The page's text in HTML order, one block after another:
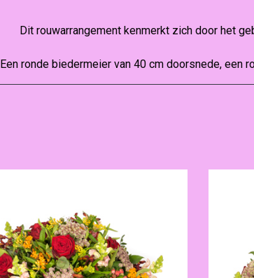
Dit rouwarrangement kenmerkt zich door het
Een ronde biedermeier van 40 cm doorsnede, een